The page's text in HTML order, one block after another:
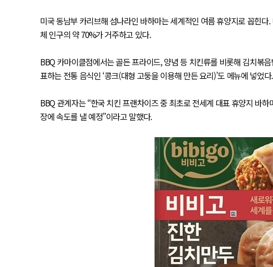
미국 동남부 카리브해 섬나라인 바하마는 세계적인 여름 휴양지로 꼽힌
체 인구의 약 70%가 거주하고 있다.
BBQ 카마이클점에서는 골든 프라이드, 양념 등 치킨류를 비롯해 김치볶
표하는 전통 음식인 ‘콩크(대형 고둥을 이용해 만든 요리)’도 메뉴에 넣었다.
BBQ 관계자는 “한국 치킨 프랜차이즈 중 최초로 전세계 대표 휴양지 바
장에 속도를 낼 예정”이라고 말했다.